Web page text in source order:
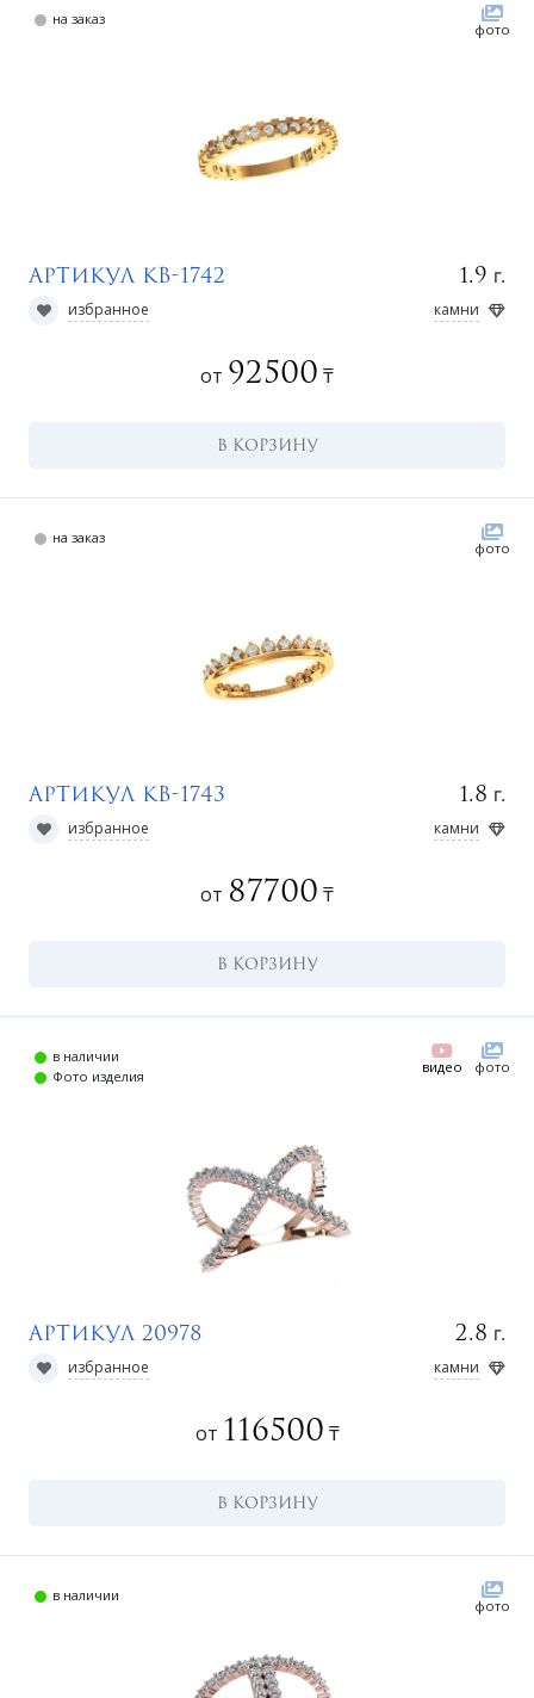
на заказ
фото
Артикул КВ-1742 1.9 г.
избранное камни
от 92500 ₸
В КОРЗИНУ
на заказ
фото
Артикул КВ-1743 1.8 г.
избранное камни
от 87700 ₸
В КОРЗИНУ
в наличии
Фото изделия
видео фото
Артикул 20978 2.8 г.
избранное камни
от 116500 ₸
В КОРЗИНУ
в наличии
фото